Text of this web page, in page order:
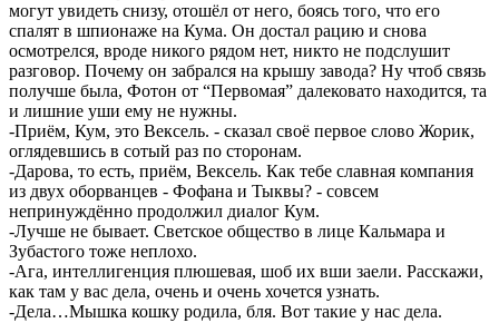
могут увидеть снизу, отошёл от него, боясь того, что его
спалят в шпионаже на Кума. Он достал рацию и снова
осмотрелся, вроде никого рядом нет, никто не подслушит
разговор. Почему он забрался на крышу завода? Ну чтоб связь
получше была, Фотон от “Первомая” далековато находится, та
и лишние уши ему не нужны.
-Приём, Кум, это Вексель. - сказал своё первое слово Жорик,
оглядевшись в сотый раз по сторонам.
-Дарова, то есть, приём, Вексель. Как тебе славная компания
из двух оборванцев - Фофана и Тыквы? - совсем
непринуждённо продолжил диалог Кум.
-Лучше не бывает. Светское общество в лице Кальмара и
Зубастого тоже неплохо.
-Ага, интеллигенция плюшевая, шоб их вши заели. Расскажи,
как там у вас дела, очень и очень хочется узнать.
-Дела…Мышка кошку родила, бля. Вот такие у нас дела.